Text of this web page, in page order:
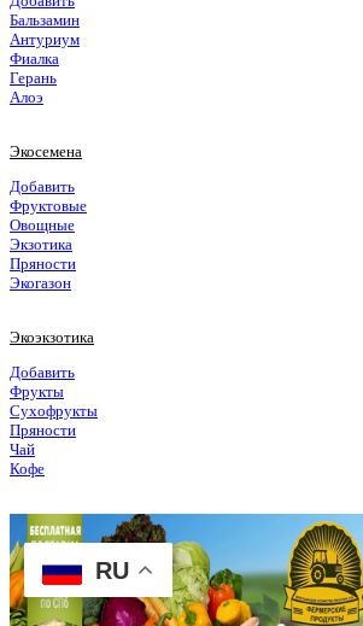
RU
Бальзамин
Антуриум
Фиалка
Герань
Алоэ
Экосемена
Добавить
Фруктовые
Овощные
Экзотика
Пряности
Экогазон
Экоэкзотика
Добавить
Фрукты
Сухофрукты
Пряности
Чай
Кофе